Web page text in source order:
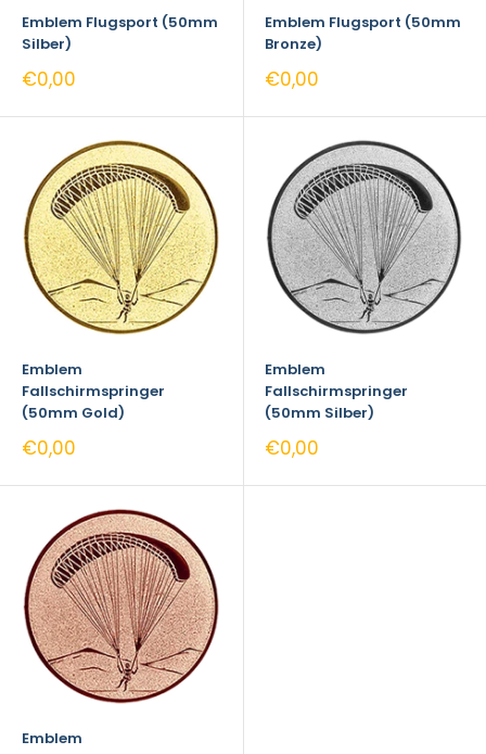
Emblem Flugsport (50mm
Silber)
Sonderpreis
€0,00
Emblem Flugsport (50mm
Bronze)
Sonderpreis
€0,00
Emblem
Fallschirmspringer
(50mm Gold)
Sonderpreis
€0,00
Emblem
Fallschirmspringer
(50mm Silber)
Sonderpreis
€0,00
Emblem